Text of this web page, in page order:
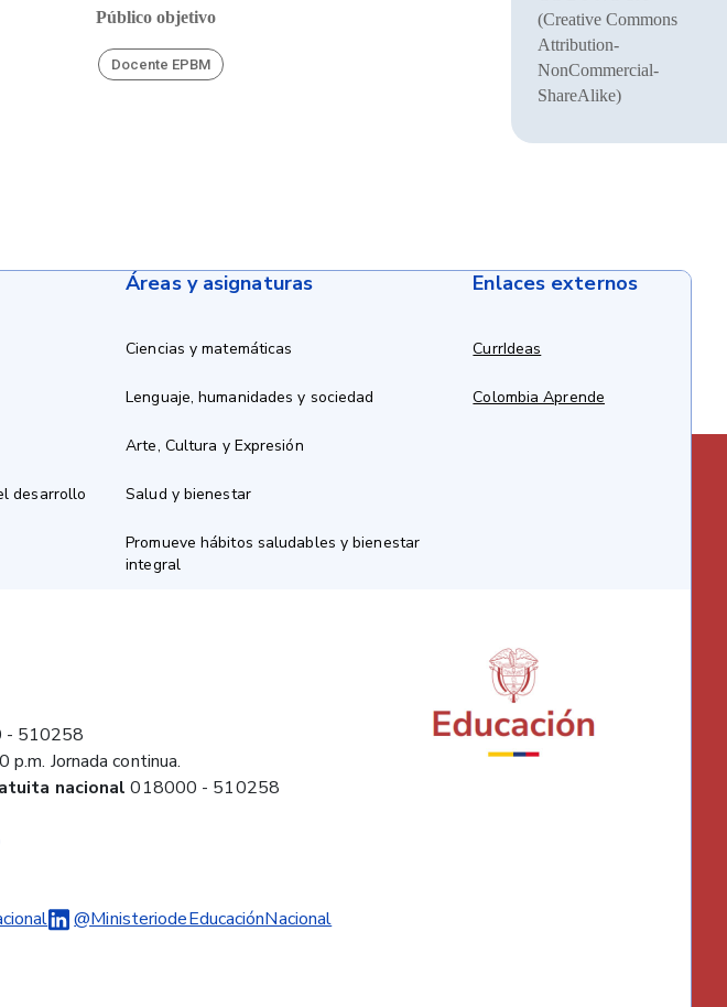
Público objetivo
Docente EPBM
(Creative Commons
Attribution-
NonCommercial-
ShareAlike)
desarrollo
Áreas y asignaturas
Ciencias y matemáticas
Lenguaje, humanidades y sociedad
Arte, Cultura y Expresión
Salud y bienestar
Promueve hábitos saludables y bienestar
integral
Enlaces externos
CurrIdeas
Colombia Aprende
- 510258
Jornada continua.
nacional 018000 - 510258
@MinisteriodeEducaciónNacional